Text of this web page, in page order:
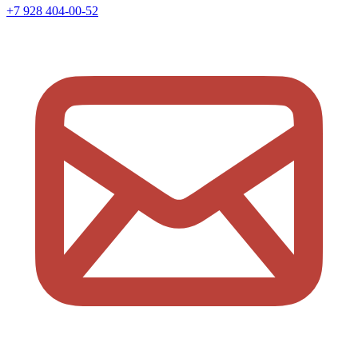
+7 928 404-00-52